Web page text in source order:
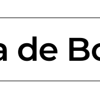
de